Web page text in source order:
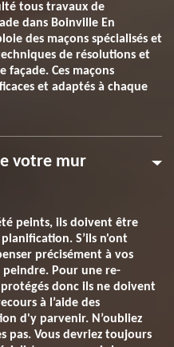
tous travaux de
dans Boinville En
des maçons spécialisés et
de résolutions et
façade. Ces maçons
et adaptés à chaque
votre mur
peints, ils doivent être
S’ils n'ont
précisément à vos
Pour une re-
donc ils ne doivent
à l’aide des
d'y parvenir. N’oubliez
pas. Vous devriez toujours